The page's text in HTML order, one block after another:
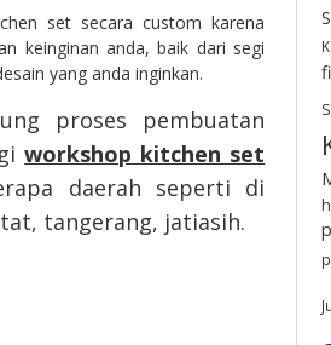
set secara custom karena
keinginan anda, baik dari segi
yang anda inginkan.
proses pembuatan
workshop kitchen set
daerah seperti di
tangerang, jatiasih.